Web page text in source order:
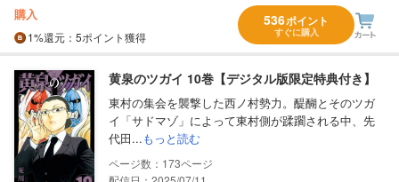
購入
1%還元 ：5ポイント獲得
536ポイント
すぐに購入
黄泉のツガイ 10巻【デジタル版限定特典付き】
東村の集会を襲撃した西ノ村勢力。醍醐とそのツガ
イ「サドマゾ」によって東村側が蹂躙される中、先
代田...もっと読む
173